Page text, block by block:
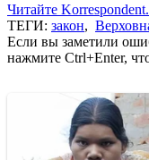
Читайте
ТЕГИ: закон,
Если вы заметили
нажмите Ctrl+Enter,